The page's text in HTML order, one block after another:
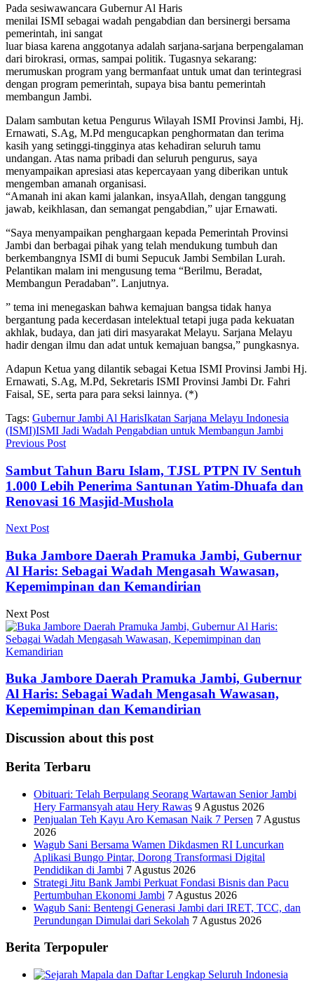
Pada sesiwawancara Gubernur Al Haris
menilai ISMI sebagai wadah pengabdian dan bersinergi bersama
pemerintah, ini sangat
luar biasa karena anggotanya adalah sarjana-sarjana berpengalaman
dari birokrasi, ormas, sampai politik. Tugasnya sekarang:
merumuskan program yang bermanfaat untuk umat dan terintegrasi
dengan program pemerintah, supaya bisa bantu pemerintah
membangun Jambi.
Dalam sambutan ketua Pengurus Wilayah ISMI Provinsi Jambi, Hj.
Ernawati, S.Ag, M.Pd mengucapkan penghormatan dan terima
kasih yang setinggi-tingginya atas kehadiran seluruh tamu
undangan. Atas nama pribadi dan seluruh pengurus, saya
menyampaikan apresiasi atas kepercayaan yang diberikan untuk
mengemban amanah organisasi.
“Amanah ini akan kami jalankan, insyaAllah, dengan tanggung
jawab, keikhlasan, dan semangat pengabdian,” ujar Ernawati.
“Saya menyampaikan penghargaan kepada Pemerintah Provinsi
Jambi dan berbagai pihak yang telah mendukung tumbuh dan
berkembangnya ISMI di bumi Sepucuk Jambi Sembilan Lurah.
Pelantikan malam ini mengusung tema “Berilmu, Beradat,
Membangun Peradaban”. Lanjutnya.
” tema ini menegaskan bahwa kemajuan bangsa tidak hanya
bergantung pada kecerdasan intelektual tetapi juga pada kekuatan
akhlak, budaya, dan jati diri masyarakat Melayu. Sarjana Melayu
hadir dengan ilmu dan adat untuk kemajuan bangsa,” pungkasnya.
Adapun Ketua yang dilantik sebagai Ketua ISMI Provinsi Jambi Hj.
Ernawati, S.Ag, M.Pd, Sekretaris ISMI Provinsi Jambi Dr. Fahri
Faisal, SE, serta para para seksi lainnya. (*)
Tags: Gubernur Jambi Al HarisIkatan Sarjana Melayu Indonesia
(ISMI)ISMI Jadi Wadah Pengabdian untuk Membangun Jambi
Previous Post
Sambut Tahun Baru Islam, TJSL PTPN IV Sentuh
1.000 Lebih Penerima Santunan Yatim-Dhuafa dan
Renovasi 16 Masjid-Mushola
Next Post
Buka Jambore Daerah Pramuka Jambi, Gubernur
Al Haris: Sebagai Wadah Mengasah Wawasan,
Kepemimpinan dan Kemandirian
Next Post
Buka Jambore Daerah Pramuka Jambi, Gubernur
Al Haris: Sebagai Wadah Mengasah Wawasan,
Kepemimpinan dan Kemandirian
Discussion about this post
Berita Terbaru
Obituari: Telah Berpulang Seorang Wartawan Senior Jambi
Hery Farmansyah atau Hery Rawas 9 Agustus 2026
Penjualan Teh Kayu Aro Kemasan Naik 7 Persen 7 Agustus
2026
Wagub Sani Bersama Wamen Dikdasmen RI Luncurkan
Aplikasi Bungo Pintar, Dorong Transformasi Digital
Pendidikan di Jambi 7 Agustus 2026
Strategi Jitu Bank Jambi Perkuat Fondasi Bisnis dan Pacu
Pertumbuhan Ekonomi Jambi 7 Agustus 2026
Wagub Sani: Bentengi Generasi Jambi dari IRET, TCC, dan
Perundungan Dimulai dari Sekolah 7 Agustus 2026
Berita Terpopuler